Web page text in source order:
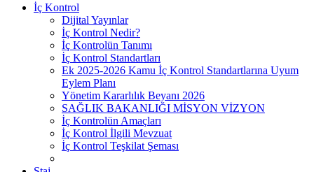
İç Kontrol
Dijital Yayınlar
İç Kontrol Nedir?
İç Kontrolün Tanımı
İç Kontrol Standartları
Ek 2025-2026 Kamu İç Kontrol Standartlarına Uyum
Eylem Planı
Yönetim Kararlılık Beyanı 2026
SAĞLIK BAKANLIĞI MİSYON VİZYON
İç Kontrolün Amaçları
İç Kontrol İlgili Mevzuat
İç Kontrol Teşkilat Şeması